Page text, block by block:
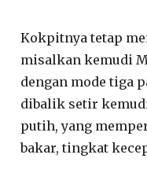
Kokpitnya tetap
misalkan kemudi
dengan mode tiga
dibalik setir
putih, yang
bakar, tingkat